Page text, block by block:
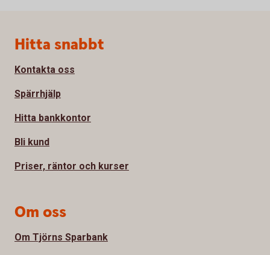
Sidfot
Hitta snabbt
Kontakta oss
Spärrhjälp
Hitta bankkontor
Bli kund
Priser, räntor och kurser
Om oss
Om Tjörns Sparbank